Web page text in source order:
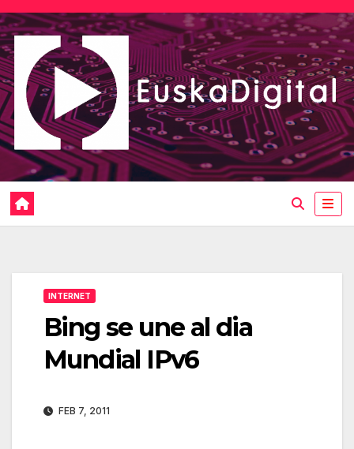
Saltar
al
contenido
INTERNET
Bing se une al dia
Mundial IPv6
FEB 7, 2011